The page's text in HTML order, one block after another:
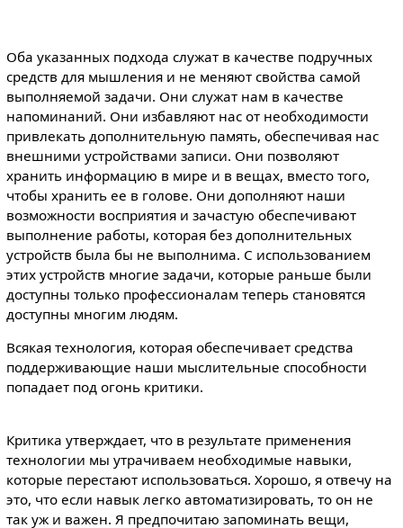
Оба указанных подхода служат в качестве подручных
средств для мышления и не меняют свойства самой
выполняемой задачи. Они служат нам в качестве
напоминаний. Они избавляют нас от необходимости
привлекать дополнительную память, обеспечивая нас
внешними устройствами записи. Они позволяют
хранить информацию в мире и в вещах, вместо того,
чтобы хранить ее в голове. Они дополняют наши
возможности восприятия и зачастую обеспечивают
выполнение работы, которая без дополнительных
устройств была бы не выполнима. С использованием
этих устройств многие задачи, которые раньше были
доступны только профессионалам теперь становятся
доступны многим людям.
Всякая технология, которая обеспечивает средства
поддерживающие наши мыслительные способности
попадает под огонь критики.
Критика утверждает, что в результате применения
технологии мы утрачиваем необходимые навыки,
которые перестают использоваться. Хорошо, я отвечу на
это, что если навык легко автоматизировать, то он не
так уж и важен. Я предпочитаю запоминать вещи,